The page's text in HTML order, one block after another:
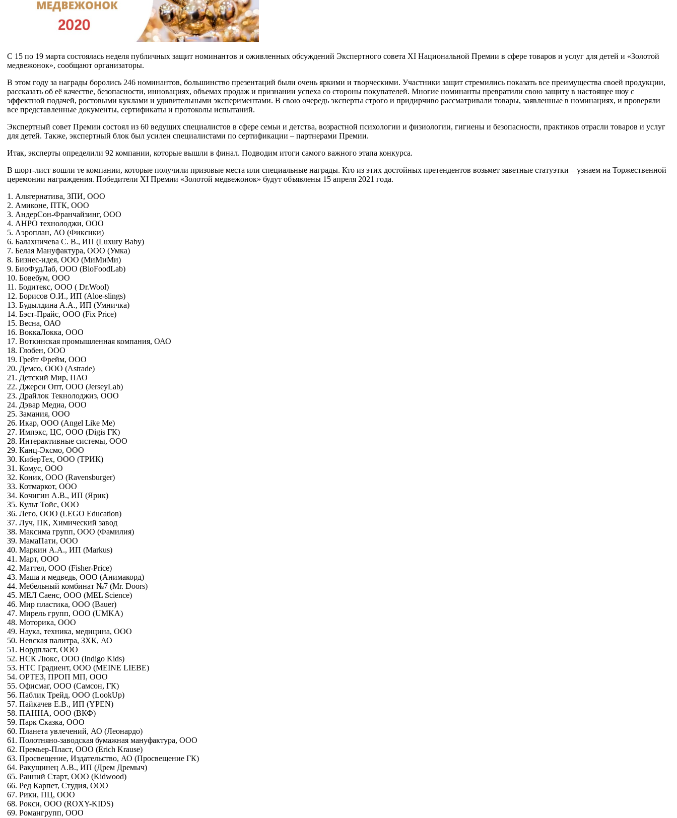
С 15 по 19 марта состоялась неделя публичных защит номинантов и оживленных обсуждений Экспертного совета XI Национальной Премии в сфере товаров и услуг для детей и «Золотой
медвежонок», сообщают организаторы.
В этом году за награды боролись 246 номинантов, большинство презентаций были очень яркими и творческими. Участники защит стремились показать все преимущества своей продукции,
рассказать об её качестве, безопасности, инновациях, объемах продаж и признании успеха со стороны покупателей. Многие номинанты превратили свою защиту в настоящее шоу с
эффектной подачей, ростовыми куклами и удивительными экспериментами. В свою очередь эксперты строго и придирчиво рассматривали товары, заявленные в номинациях, и проверяли
все представленные документы, сертификаты и протоколы испытаний.
Экспертный совет Премии состоял из 60 ведущих специалистов в сфере семьи и детства, возрастной психологии и физиологии, гигиены и безопасности, практиков отрасли товаров и услуг
для детей. Также, экспертный блок был усилен специалистами по сертификации – партнерами Премии.
Итак, эксперты определили 92 компании, которые вышли в финал. Подводим итоги самого важного этапа конкурса.
В шорт-лист вошли те компании, которые получили призовые места или специальные награды. Кто из этих достойных претендентов возьмет заветные статуэтки – узнаем на Торжественной
церемонии награждения. Победители XI Премии «Золотой медвежонок» будут объявлены 15 апреля 2021 года.
1. Альтернатива, ЗПИ, ООО
2. Амиконе, ПТК, ООО
3. АндерСон-Франчайзинг, ООО
4. АНРО технолоджи, ООО
5. Аэроплан, АО (Фиксики)
6. Балахничева С. В., ИП (Luxury Baby)
7. Белая Мануфактура, ООО (Умка)
8. Бизнес-идея, ООО (МиМиМи)
9. БиоФудЛаб, ООО (BioFoodLab)
10. Бовебум, ООО
11. Бодитекс, ООО ( Dr.Wool)
12. Борисов О.И., ИП (Aloe-slings)
13. Будылдина А.А., ИП (Умничка)
14. Бэст-Прайс, ООО (Fix Price)
15. Весна, ОАО
16. ВоккаЛокка, ООО
17. Воткинская промышленная компания, ОАО
18. Глобен, ООО
19. Грейт Фрейм, ООО
20. Демсо, ООО (Astrade)
21. Детский Мир, ПАО
22. Джерси Опт, ООО (JerseyLab)
23. Драйлок Текнолоджиз, ООО
24. Дэвар Медиа, ООО
25. Замания, ООО
26. Икар, ООО (Angel Like Me)
27. Импэкс, ЦС, ООО (Digis ГК)
28. Интерактивные системы, ООО
29. Канц-Эксмо, ООО
30. КиберТех, ООО (ТРИК)
31. Комус, ООО
32. Коник, ООО (Ravensburger)
33. Котмаркот, ООО
34. Кочигин А.В., ИП (Ярик)
35. Культ Тойс, ООО
36. Лего, ООО (LEGO Education)
37. Луч, ПК, Химический завод
38. Максима групп, ООО (Фамилия)
39. МамаПати, ООО
40. Маркин А.А., ИП (Markus)
41. Март, ООО
42. Маттел, ООО (Fisher-Price)
43. Маша и медведь, ООО (Анимакорд)
44. Мебельный комбинат №7 (Mr. Doors)
45. МЕЛ Саенс, ООО (MEL Science)
46. Мир пластика, ООО (Bauer)
47. Мирель групп, ООО (UMKA)
48. Моторика, ООО
49. Наука, техника, медицина, ООО
50. Невская палитра, ЗХК, АО
51. Нордпласт, ООО
52. НСК Люкс, ООО (Indigo Kids)
53. НТС Градиент, ООО (MEINE LIEBE)
54. ОРТЕЗ, ПРОП МП, ООО
55. Офисмаг, ООО (Самсон, ГК)
56. Паблик Трейд, ООО (LookUp)
57. Пайкачев Е.В., ИП (YPEN)
58. ПАННА, ООО (ВКФ)
59. Парк Сказка, ООО
60. Планета увлечений, АО (Леонардо)
61. Полотняно-заводская бумажная мануфактура, ООО
62. Премьер-Пласт, ООО (Erich Krause)
63. Просвещение, Издательство, АО (Просвещение ГК)
64. Ракущинец А.В., ИП (Дрем Дремыч)
65. Ранний Старт, ООО (Kidwood)
66. Ред Карпет, Студия, ООО
67. Рики, ПЦ, ООО
68. Рокси, ООО (ROXY-KIDS)
69. Романгрупп, ООО